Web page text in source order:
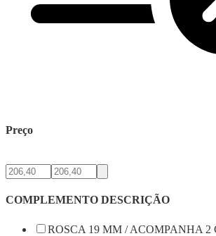
Preço
COMPLEMENTO DESCRIÇÃO
ROSCA 19 MM / ACOMPANHA 2